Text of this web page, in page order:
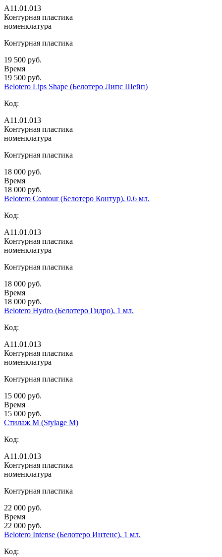
А11.01.013
Контурная пластика
номенклатура
Контурная пластика
19 500 руб.
Время
19 500 руб.
Belotero Lips Shape (Белотеро Липс Шейп)
Код:
А11.01.013
Контурная пластика
номенклатура
Контурная пластика
18 000 руб.
Время
18 000 руб.
Belotero Contour (Белотеро Контур), 0,6 мл.
Код:
А11.01.013
Контурная пластика
номенклатура
Контурная пластика
18 000 руб.
Время
18 000 руб.
Belotero Hydro (Белотеро Гидро), 1 мл.
Код:
А11.01.013
Контурная пластика
номенклатура
Контурная пластика
15 000 руб.
Время
15 000 руб.
Стилаж М (Stylage M)
Код:
А11.01.013
Контурная пластика
номенклатура
Контурная пластика
22 000 руб.
Время
22 000 руб.
Belotero Intense (Белотеро Интенс), 1 мл.
Код: